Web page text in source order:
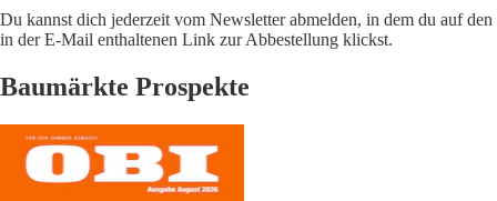
Du kannst dich jederzeit vom Newsletter abmelden, in dem du auf den
in der E-Mail enthaltenen Link zur Abbestellung klickst.
Baumärkte Prospekte